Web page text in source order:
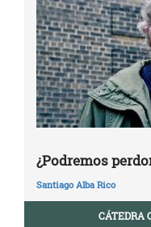
¿Podremos
Santiago Alba Rico
CÁTEDRA